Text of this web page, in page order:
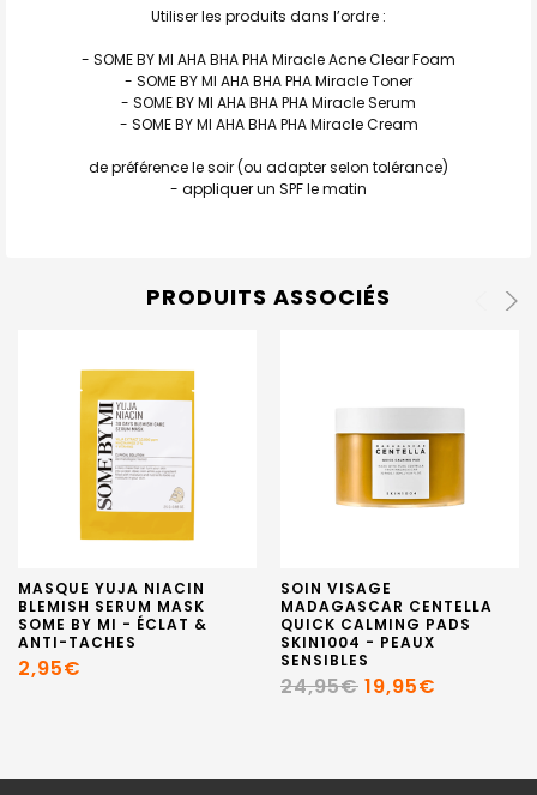
Utiliser les produits dans l’ordre :
- SOME BY MI AHA BHA PHA Miracle Acne Clear Foam
- SOME BY MI AHA BHA PHA Miracle Toner
- SOME BY MI AHA BHA PHA Miracle Serum
- SOME BY MI AHA BHA PHA Miracle Cream
de préférence le soir (ou adapter selon tolérance)
- appliquer un SPF le matin
PRODUITS ASSOCIÉS
MASQUE YUJA NIACIN
BLEMISH SERUM MASK
SOME BY MI - ÉCLAT &
ANTI-TACHES
2,95€
SOIN VISAGE
MADAGASCAR CENTELLA
QUICK CALMING PADS
SKIN1004 - PEAUX
SENSIBLES
24,95€ 19,95€